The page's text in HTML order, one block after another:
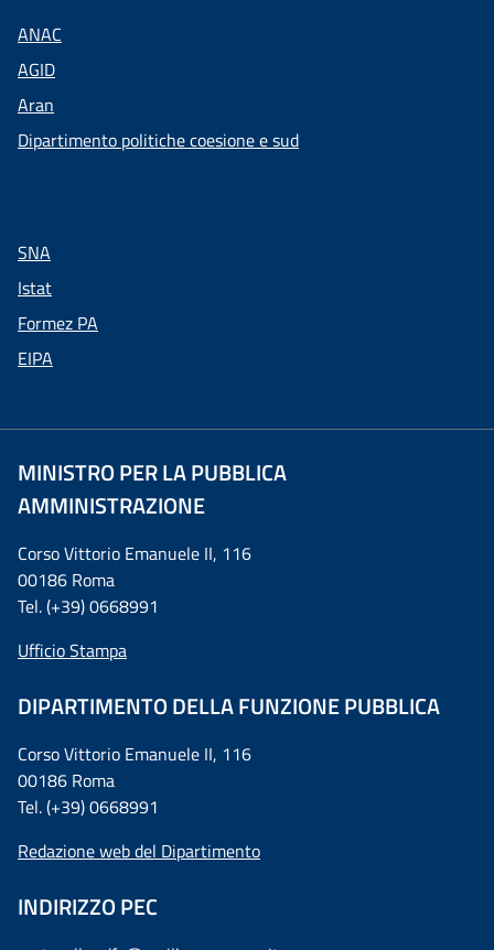
ANAC
AGID
Aran
Dipartimento politiche coesione e sud
SNA
Istat
Formez PA
EIPA
MINISTRO PER LA PUBBLICA
AMMINISTRAZIONE
Corso Vittorio Emanuele II, 116
00186 Roma
Tel. (+39) 0668991
Ufficio Stampa
DIPARTIMENTO DELLA FUNZIONE PUBBLICA
Corso Vittorio Emanuele II, 116
00186 Roma
Tel. (+39) 0668991
Redazione web del Dipartimento
INDIRIZZO PEC